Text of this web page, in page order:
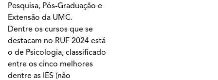
Pesquisa, Pós-Graduação e
Extensão da UMC.
Dentre os cursos que se
destacam no RUF 2024 está
o de Psicologia, classificado
entre os cinco melhores
dentre as IES (não